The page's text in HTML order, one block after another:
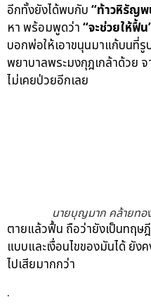
อีกทั้งยังได้พบกับ“ท้าวหิรัญพ
หา พร้อมพูดว่า“จะช่วยให้ฟื้น
บอกพ่อให้เอาขนุนมาแก้บนที่
พยาบาลพระมงกุฎเกล้าด้วย
ไม่เคยป่วยอีกเลย